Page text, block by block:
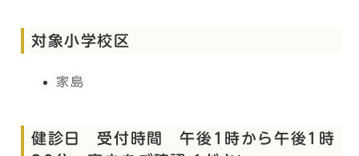
対象小学校区
家島
健診日 受付時間 午後1時から午後1時